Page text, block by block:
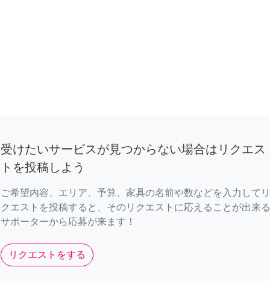
受けたいサービスが見つからない場合はリクエス
トを投稿しよう
ご希望内容、エリア、予算、家具の名前や数などを入力してリ
クエストを投稿すると、そのリクエストに応えることが出来る
サポーターから応募が来ます！
リクエストをする